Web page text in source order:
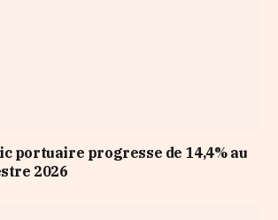
portuaire progresse de 14,4% au
2026